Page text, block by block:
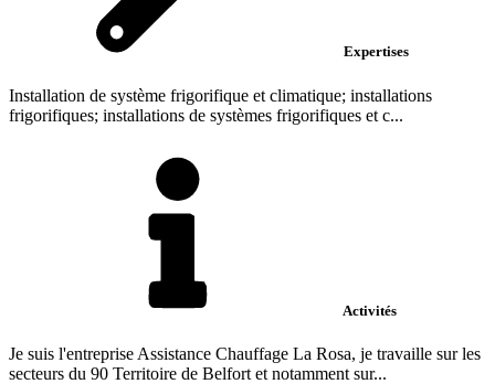
Expertises
Installation de système frigorifique et climatique; installations
frigorifiques; installations de systèmes frigorifiques et c...
Activités
Je suis l'entreprise Assistance Chauffage La Rosa, je travaille sur les
secteurs du 90 Territoire de Belfort et notamment sur...